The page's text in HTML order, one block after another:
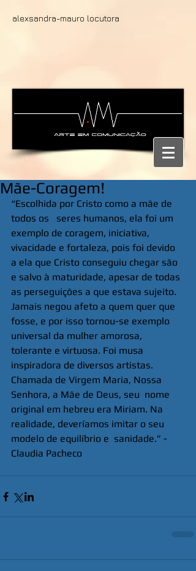
alexsandra-mauro locutora
Mãe-Coragem!
“Escolhida por Cristo como a mãe de
todos os   seres humanos, ela foi um
exemplo de coragem, iniciativa,
vivacidade e fortaleza, pois foi devido
a ela que Cristo conseguiu chegar são
e salvo à maturidade, apesar de todas
as perseguições a que estava sujeito.
Jamais negou afeto a quem quer que
fosse, e por isso tornou-se exemplo
universal da mulher amorosa,
tolerante e virtuosa. Foi musa
inspiradora de diversos artistas.
Chamada de Virgem Maria, Nossa
Senhora, a Mãe de Deus, seu  nome
original em hebreu era Miriam. Na
realidade, deveríamos imitar o seu
modelo de equilíbrio e  sanidade.” -
Claudia Pacheco